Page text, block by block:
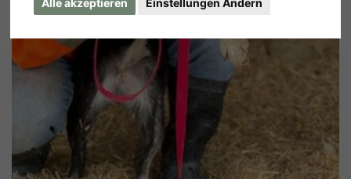
Alle akzeptieren Einstellungen Ändern